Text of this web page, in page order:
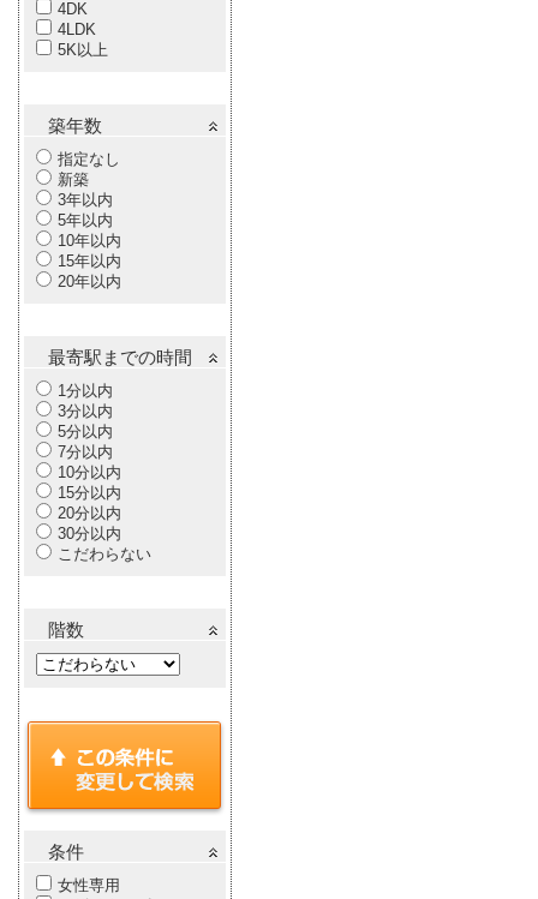
4DK
4LDK
5K以上
築年数
指定なし
新築
3年以内
5年以内
10年以内
15年以内
20年以内
最寄駅までの時間
1分以内
3分以内
5分以内
7分以内
10分以内
15分以内
20分以内
30分以内
こだわらない
階数
条件
女性専用